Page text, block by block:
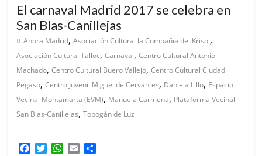
El carnaval Madrid 2017 se celebra en
San Blas-Canillejas
Ahora Madrid,Asociación Cultural la Compañía del Krisol,
Asociación Cultural Talloc,Carnaval,Centro Cultural Antonio
Machado,Centro Cultural Buero Vallejo,Centro Cultural Ciudad
Pegaso,Centro Juvenil Miguel de Cervantes, Daniela Lillo, Espacio
Vecinal Montamarta (EVM), Manuela Carmena, Plataforma Vecinal
San Blas-Canillejas,Tobogán de Luz
W